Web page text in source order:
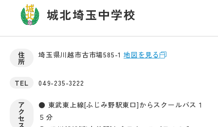
城北埼玉中学校
住
所
埼玉県川越市古市場585-1地図を見る
TEL 049-235-3222
ア
ク
セ
ス
● 東武東上線[ふじみ野駅東口]からスクールバス１
５分